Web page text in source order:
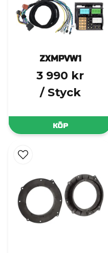
ZXMPVW1
3 990 kr
/ Styck
KÖP